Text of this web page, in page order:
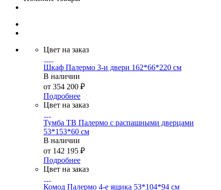
Цвет на заказ
Шкаф Палермо 3-и двери 162*66*220 см
В наличии
от 354 200 ₽
Подробнее
Цвет на заказ
Тумба ТВ Палермо с распашными дверцами
53*153*60 см
В наличии
от 142 195 ₽
Подробнее
Цвет на заказ
Комод Палермо 4-е ящика 53*104*94 см